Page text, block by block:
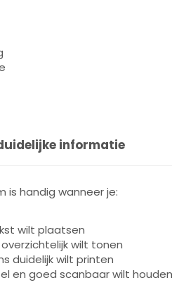
informatie
is handig wanneer je:
wilt plaatsen
wilt tonen
duidelijk wilt printen
en goed scanbaar wilt houden